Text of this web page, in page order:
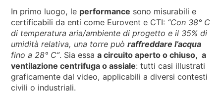
In primo luogo, le performance sono misurabili e
certificabili da enti come Eurovent e CTI: “Con 38° C
di temperatura aria/ambiente di progetto e il 35% di
umidità relativa, una torre puòraffreddare l’acqua
fino a 28° C”. Sia essaa circuito aperto o chiuso, a
ventilazione centrifuga o assiale: tutti casi illustrati
graficamente dal video, applicabili a diversi contesti
civili o industriali.